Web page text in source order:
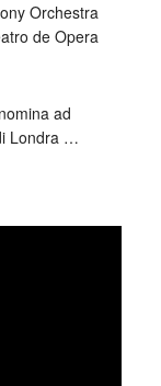
Orchestra
de Opera
ad
Londra …